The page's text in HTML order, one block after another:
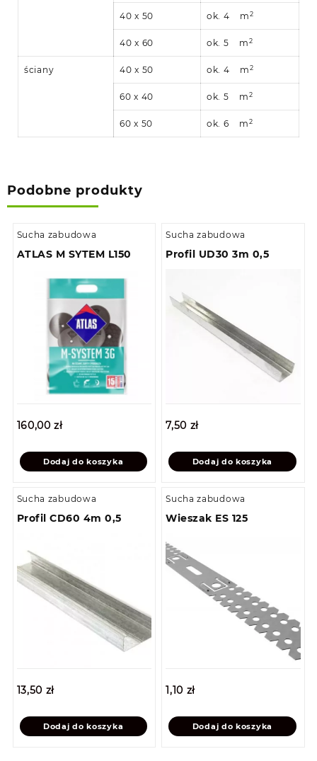
40 x 50 ok. 4 m2
40 x 60 ok. 5 m2
ściany 40 x 50 ok. 4 m2
60 x 40 ok. 5 m2
60 x 50 ok. 6 m2
Podobne produkty
Sucha zabudowa
ATLAS M SYTEM L150
160,00zł
Dodaj do koszyka
Sucha zabudowa
Profil UD30 3m 0,5
7,50 zł
Dodaj do koszyka
Sucha zabudowa
Profil CD60 4m 0,5
13,50 zł
Dodaj do koszyka
Sucha zabudowa
Wieszak ES 125
1,10 zł
Dodaj do koszyka